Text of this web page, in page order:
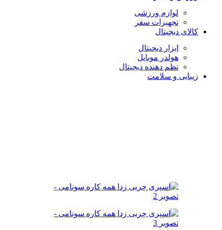
لوازم ورزشی
تجهیزات سفر
کالای دیجیتال
ابزار دیجیتال
هولدر موبایل
نظم دهنده دیجیتال
زیبایی و سلامت